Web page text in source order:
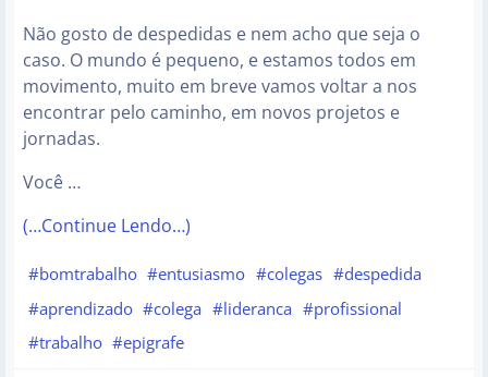
Não gosto de despedidas e nem acho que seja o
caso. O mundo é pequeno, e estamos todos em
movimento, muito em breve vamos voltar a nos
encontrar pelo caminho, em novos projetos e
jornadas.
Você …
(…Continue Lendo…)
#bomtrabalho #entusiasmo #colegas #despedida
#aprendizado #colega #lideranca #profissional
#trabalho #epigrafe